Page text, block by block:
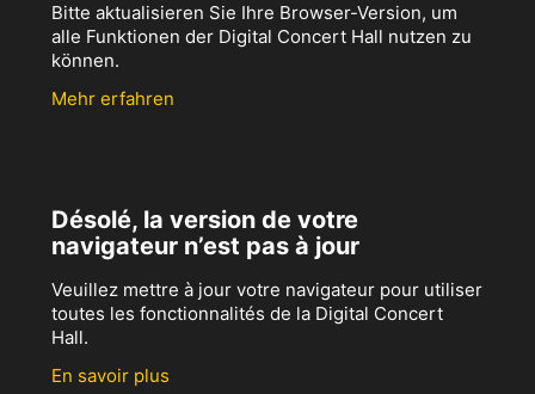
Bitte aktualisieren Sie Ihre Browser-Version, um
alle Funktionen der Digital Concert Hall nutzen zu
können.
Mehr erfahren
Désolé, la version de votre
navigateur n’est pas à jour
Veuillez mettre à jour votre navigateur pour utiliser
toutes les fonctionnalités de la Digital Concert
Hall.
En savoir plus